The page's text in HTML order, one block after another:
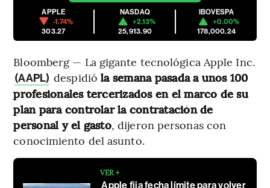
APPLE
-1.74%
303.27
NASDAQ
+2.13%
25,913.90
IBOVESPA
+0.00%
178,000.24
Bloomberg — La gigante tecnológica Apple Inc.
(AAPL) despidió la semana pasada a unos 100
profesionales tercerizados en el marco de su
plan para controlar la contratación de
personal y el gasto, dijeron personas con
conocimiento del asunto.
VER +
Apple fija fecha límite para volver